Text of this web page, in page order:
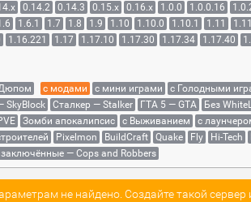
0.14.2 0.14.3 0.15.x 0.16.x 1.0.0 1.0.0.16
1.6.1 1.7 1.8 1.9 1.10 1.10.0 1.10.1 1.11
1.16.221 1.17 1.17.10 1.17.30 1.17.34 1.17.40
с модами с мини играми с Голодными
SkyBlock Сталкер — Stalker ГТА 5 — GTA Без
Зомби апокалипсис с Выживанием с
Pixelmon BuildCraft Quake Fly Hi-Tech
— Cops and Robbers
не найдено. Создайте такой сервер